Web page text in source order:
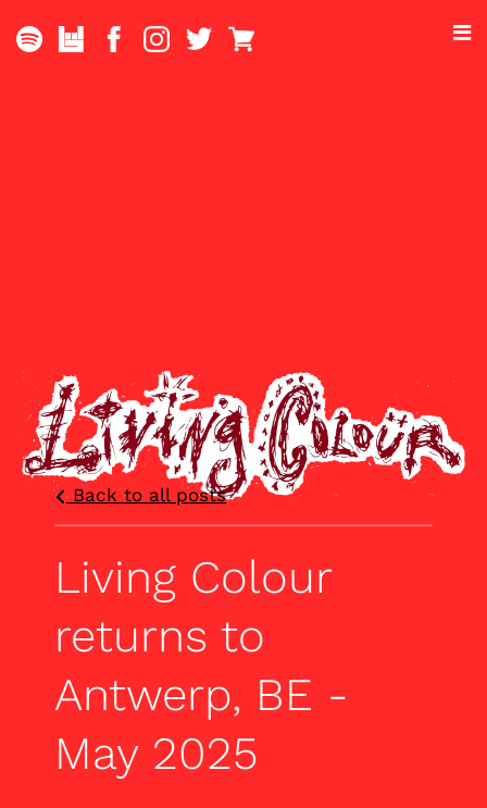
Back to all posts
Living Colour
returns to
Antwerp, BE -
May 2025